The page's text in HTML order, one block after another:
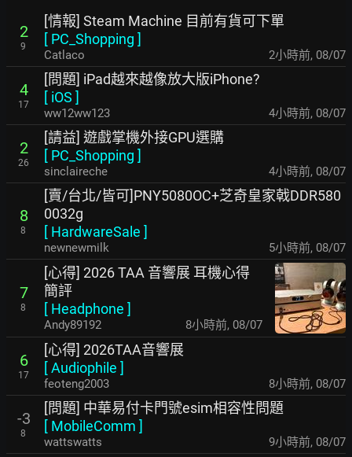
2
9
[情報] Steam Machine 目前有貨可下單
[ PC_Shopping ]
Catlaco 2小時前, 08/07
4
17
[問題] iPad越來越像放大版iPhone?
[ iOS ]
ww12ww123 4小時前, 08/07
2
26
[請益] 遊戲掌機外接GPU選購
[ PC_Shopping ]
sinclaireche 4小時前, 08/07
8
8
[賣/台北/皆可]PNY5080OC+芝奇皇家戟DDR580
0032g
[ HardwareSale ]
newnewmilk 5小時前, 08/07
7
8
[心得] 2026 TAA 音響展 耳機心得
簡評
[ Headphone ]
Andy89192 8小時前, 08/07
6
17
[心得] 2026TAA音響展
[Audiophile ]
feoteng2003 8小時前, 08/07
-3
8
[問題] 中華易付卡門號esim相容性問題
[ MobileComm ]
wattswatts 9小時前, 08/07